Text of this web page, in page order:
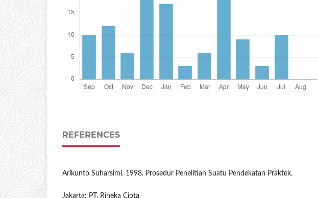
REFERENCES
Arikunto Suharsimi. 1998. Prosedur Penelitian Suatu Pendekatan Praktek.
Jakarta: PT. Rineka Cipta